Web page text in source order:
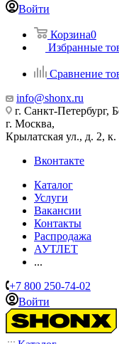
Войти
Корзина0
Избранные
Сравнение
info@shonx.ru
г. Санкт-Петербург,
г. Москва,
Крылатская ул., д. 2,
Вконтакте
Каталог
Услуги
Вакансии
Контакты
Распродажа
АУТЛЕТ
...
+7 800 250-74-02
Войти